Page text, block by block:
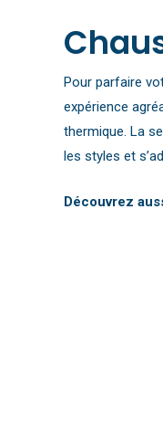
Pour parfaire
expérience
thermique. La
les styles et
Découvrez